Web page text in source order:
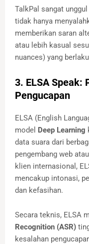
TalkPal sangat unggul
tidak hanya
memberikan saran
atau lebih kasual
nuances) yang
3. ELSA Speak:
Pengucapan
ELSA (English
model Deep Learning
data suara dari
pengembang web
klien internasional,
mencakup intonasi,
dan kefasihan.
Secara teknis, ELSA
Recognition (ASR)
kesalahan